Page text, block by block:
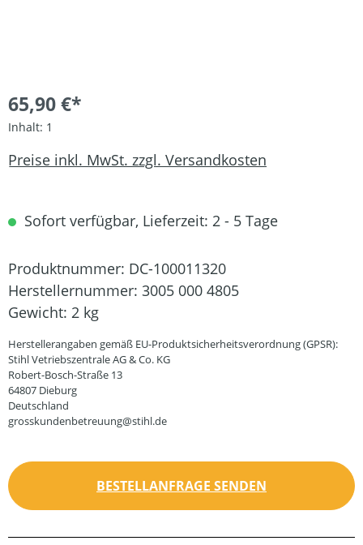
65,90 €*
Inhalt: 1
Preise inkl. MwSt. zzgl. Versandkosten
Sofort verfügbar, Lieferzeit: 2 - 5 Tage
Produktnummer: DC-100011320
Herstellernummer: 3005 000 4805
Gewicht: 2 kg
Herstellerangaben gemäß EU-Produktsicherheitsverordnung (GPSR):
Stihl Vetriebszentrale AG & Co. KG
Robert-Bosch-Straße 13
64807 Dieburg
Deutschland
grosskundenbetreuung@stihl.de
BESTELLANFRAGE SENDEN